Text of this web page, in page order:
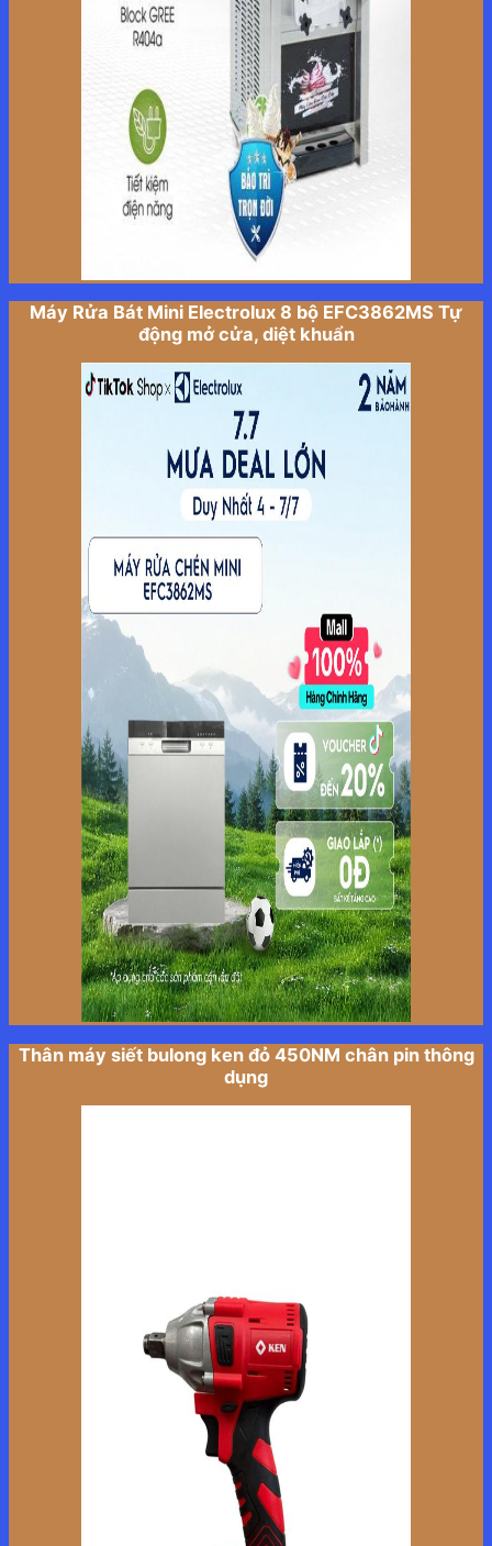
Máy Rửa Bát Mini Electrolux 8 bộ EFC3862MS Tự
động mở cửa, diệt khuẩn
Thân máy siết bulong ken đỏ 450NM chân pin thông
dụng